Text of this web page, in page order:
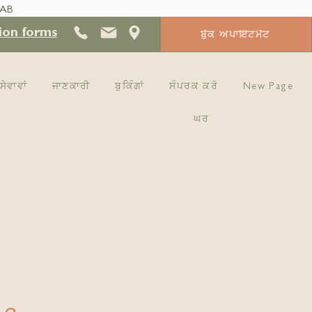
forms ਬੁੱਕ ਅਪਾਇੰਟਮੈਂਟ
ਸੇਵਾਵਾਂ ਜਾਣਕਾਰੀ ਬੁਕਿੰਗਾਂ ਸੰਪਰਕ ਕਰੋ New Page
ਘਰ